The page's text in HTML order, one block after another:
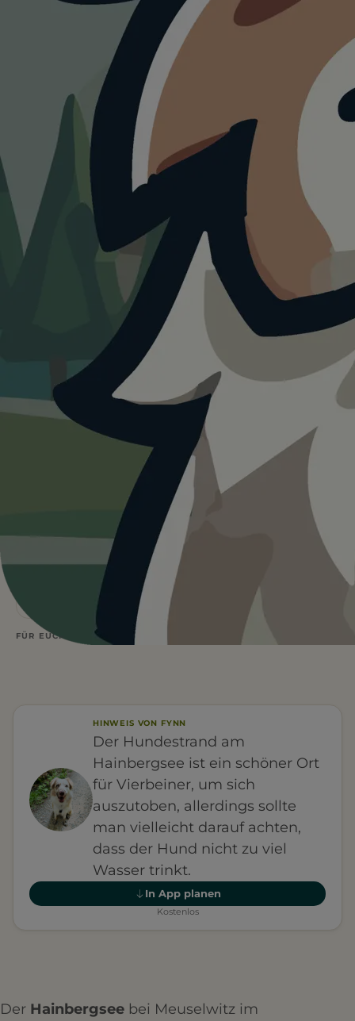
Visualisierung · KI
HUNDESTRAND
Hundestrand
Hainbergsee
Heute ist
für Hundestrand
Hainbergsee.
OpenWeatherMap
Natur
Flach
WASSERART WETTER
FÜR EUCH RELEVANT
HINWEIS VON FYNN
Der Hundestrand am
Hainbergsee ist ein schöner Ort
für Vierbeiner, um sich
auszutoben, allerdings sollte
man vielleicht darauf achten,
dass der Hund nicht zu viel
Wasser trinkt.
In App planen
Kostenlos
Der Hainbergsee bei Meuselwitz im